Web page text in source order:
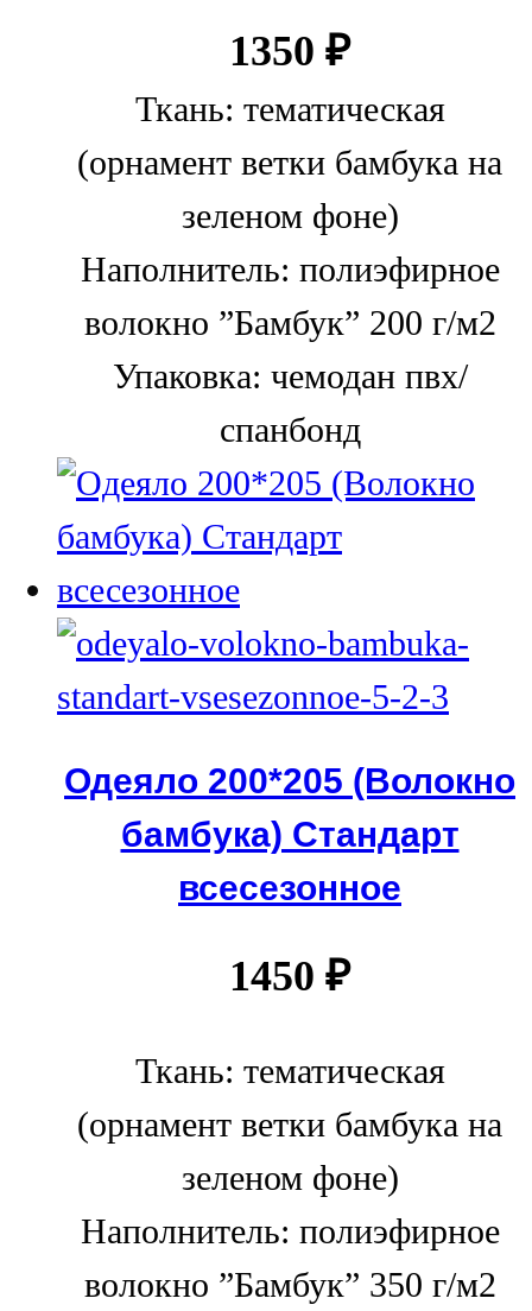
1350 ₽
Ткань: тематическая
(орнамент ветки бамбука на
зеленом фоне)
Наполнитель: полиэфирное
волокно ”Бамбук” 200 г/м2
Упаковка: чемодан пвх/
спанбонд
Одеяло 200*205 (Волокно
бамбука) Стандарт
всесезонное
1450 ₽
Ткань: тематическая
(орнамент ветки бамбука на
зеленом фоне)
Наполнитель: полиэфирное
волокно ”Бамбук” 350 г/м2